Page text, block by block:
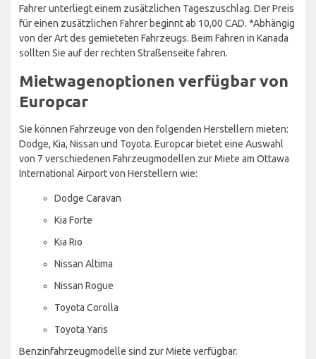
Fahrer unterliegt einem zusätzlichen Tageszuschlag. Der Preis
für einen zusätzlichen Fahrer beginnt ab 10,00 CAD. *Abhängig
von der Art des gemieteten Fahrzeugs. Beim Fahren in Kanada
sollten Sie auf der rechten Straßenseite fahren.
Mietwagenoptionen verfügbar von
Europcar
Sie können Fahrzeuge von den folgenden Herstellern mieten:
Dodge, Kia, Nissan und Toyota. Europcar bietet eine Auswahl
von 7 verschiedenen Fahrzeugmodellen zur Miete am Ottawa
International Airport von Herstellern wie:
Dodge Caravan
Kia Forte
Kia Rio
Nissan Altima
Nissan Rogue
Toyota Corolla
Toyota Yaris
Benzinfahrzeugmodelle sind zur Miete verfügbar.